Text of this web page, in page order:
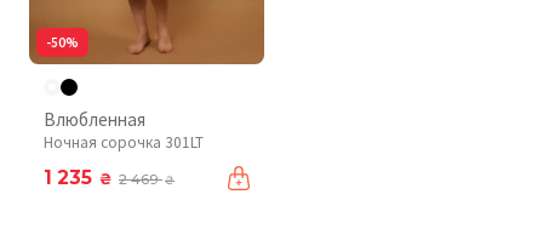
-50%
Влюбленная
Ночная сорочка 301LT
1 235 ₴ 2 469₴